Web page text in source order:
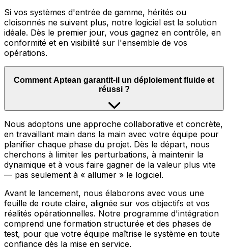
Si vos systèmes d'entrée de gamme, hérités ou
cloisonnés ne suivent plus, notre logiciel est la solution
idéale. Dès le premier jour, vous gagnez en contrôle, en
conformité et en visibilité sur l'ensemble de vos
opérations.
Comment Aptean garantit-il un déploiement fluide et
réussi ?
Nous adoptons une approche collaborative et concrète,
en travaillant main dans la main avec votre équipe pour
planifier chaque phase du projet. Dès le départ, nous
cherchons à limiter les perturbations, à maintenir la
dynamique et à vous faire gagner de la valeur plus vite
— pas seulement à « allumer » le logiciel.
Avant le lancement, nous élaborons avec vous une
feuille de route claire, alignée sur vos objectifs et vos
réalités opérationnelles. Notre programme d'intégration
comprend une formation structurée et des phases de
test, pour que votre équipe maîtrise le système en toute
confiance dès la mise en service.